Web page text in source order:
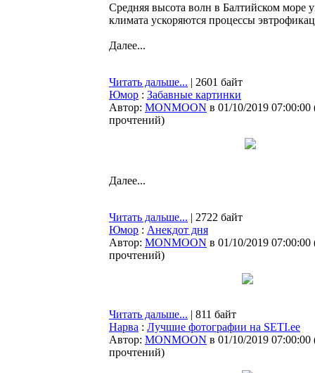
Средняя высота волн в Балтийском море
климата ускоряются процессы
Далее...
Читать дальше... | 2601 байт
Юмор : Забавные картинки
Автор: MONMOON в 01/10/2019 07:00:00
прочтений)
Далее...
Читать дальше... | 2722 байт
Юмор : Анекдот дня
Автор: MONMOON в 01/10/2019 07:00:00
прочтений)
Читать дальше... | 811 байт
Нарва : Лучшие фотографии на SETI.ee
Автор: MONMOON в 01/10/2019 07:00:00
прочтений)